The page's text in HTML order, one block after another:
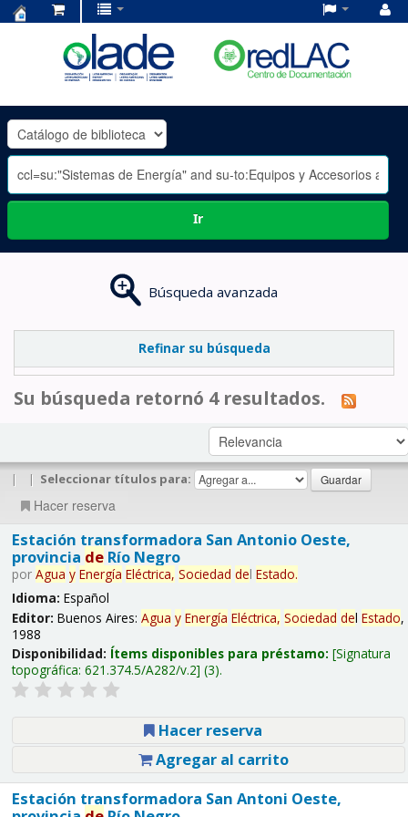
OLADE
-
Ir
Búsqueda avanzada
Refinar su búsqueda
Su búsqueda retornó 4 resultados.
| | Seleccionar títulos para:
Hacer reserva
Estación transformadora San Antonio Oeste,
provincia deRío Negro
por Agua y Energía Eléctrica, Sociedad del Estado.
Idioma: Español
Editor: Buenos Aires: Agua y Energía Eléctrica, Sociedad del Estado,
1988
Disponibilidad: Ítems disponibles para préstamo: Signatura
topográfica: 621.374.5/A282/v.2 (3).
Hacer reserva
Agregar al carrito
Estación transformadora San Antoni Oeste,